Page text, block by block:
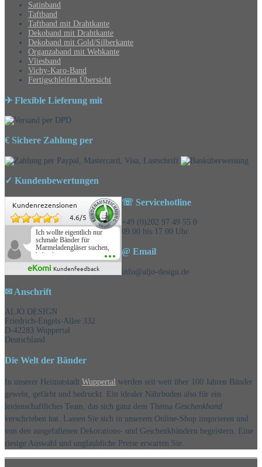
Satinband
Taftband
Taftband mit Drahtkante
Dekoband mit Drahtkante
Dekoband mit Gold/Silberkante
Organzaband mit Webkante
Vliesband
Vichy-Karo-Band
Fertigschleifen Übersicht
✈ Flexible Lieferung mit
€ Sichere Zahlung per
✓ Kundenbewertungen
Kundenrezensionen
4.6/5
Ich wollte eigentlich nur
schmale Bänder für
Marmeladengläser suchen,
habe die
Überraschungsbänder
mitbestellt und war positiv
überrascht, schöne
eKomi Kundenfeedback
☏ Servicehotline
+49 (0)202 97 49 55 0
09.00 bis 17.00 Uhr
@ Email
info@aljo-design.de
✉ Anschrift
ALJO DESIGN
Friedrich-Engels-Allee 332
D-42283 Wuppertal
Deutschland
Die Welt der Bänder
In unserer Heimatstadt Wuppertal werden seit weit über 100 Jahren Bänder
gewebt, gefärbt und bedruckt. Ein idealer Nährboden also für ein
leidenschaftliches Team, das sich ganz dem Thema Geschenkband
verschrieben hat. Lassen Sie sich in unserem Online-Shop inspirieren und
von den ausgefallenen Dekorations- und Geschenkbändern begeistern. Eine
riesige Auswahl und unglaubliche Preise erwarten Sie.